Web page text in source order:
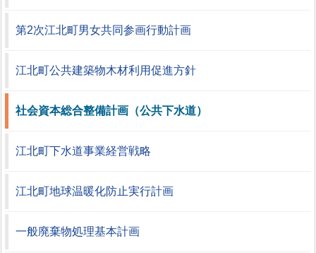
第2次江北町男女共同参画行動計画
江北町公共建築物木材利用促進方針
社会資本総合整備計画（公共下水道）
江北町下水道事業経営戦略
江北町地球温暖化防止実行計画
一般廃棄物処理基本計画